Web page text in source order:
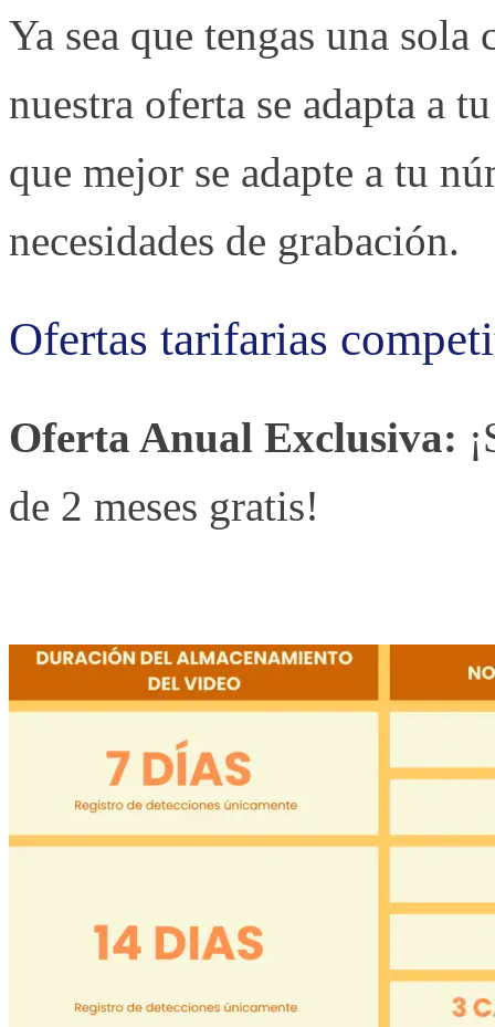
Ya sea que tengas una sola
nuestra oferta se adapta a
que mejor se adapte a tu
necesidades de grabación.
Ofertas tarifarias
Oferta Anual Exclusiva:
de 2 meses gratis!